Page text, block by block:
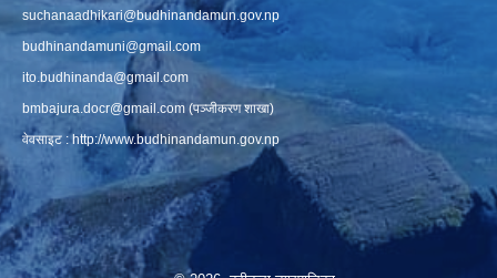
suchanaadhikari@budhinandamun.gov.np
budhinandamuni@gmail.com
ito.budhinanda@gmail.com
bmbajura.docr@gmail.com (पञ्जीकरण शाखा)
वेवसाइट :http://www.budhinandamun.gov.np